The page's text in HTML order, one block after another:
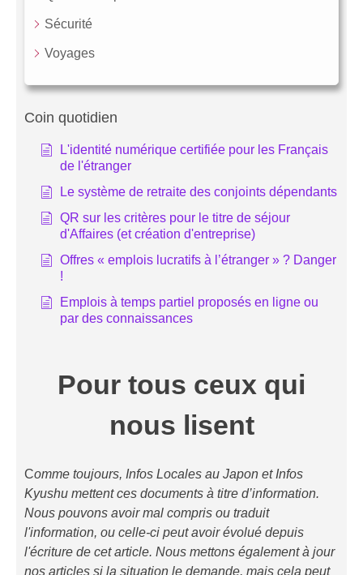
Sécurité
Voyages
Coin quotidien
L'identité numérique certifiée pour les Français
de l'étranger
Le système de retraite des conjoints dépendants
QR sur les critères pour le titre de séjour
d'Affaires (et création d'entreprise)
Offres « emplois lucratifs à l’étranger » ? Danger
!
Emplois à temps partiel proposés en ligne ou
par des connaissances
Pour tous ceux qui
nous lisent
Comme toujours, Infos Locales au Japon et Infos
Kyushu mettent ces documents à titre d’information.
Nous pouvons avoir mal compris ou traduit
l'information, ou celle-ci peut avoir évolué depuis
l'écriture de cet article. Nous mettons également à jour
nos articles si la situation le demande, mais cela peut